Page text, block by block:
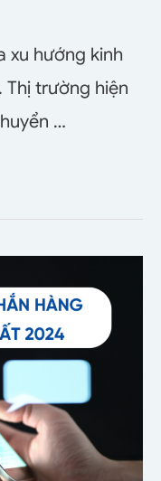
xu hướng kinh
trường hiện
…